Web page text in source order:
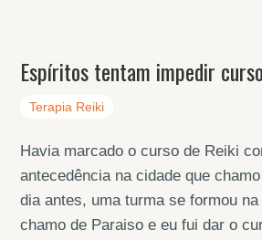
Espíritos tentam impedir
Terapia Reiki
Havia marcado o curso de Reiki
antecedência na cidade que
dia antes, uma turma se formou
chamo de Paraiso e eu fui dar o